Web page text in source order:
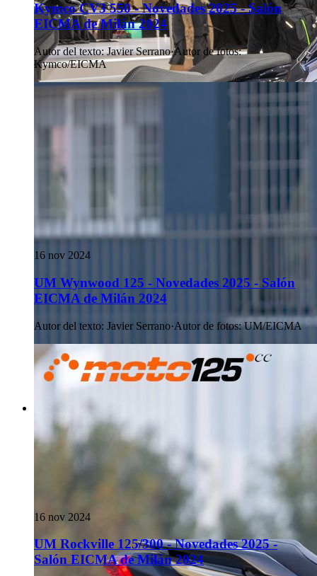
Kymco CV3 550 - Novedades 2025 - Salón
EICMA de Milán 2024
Autor del texto: Javier Serrano·Autor de fotos:
Kymco/EICMA
16 nov 2024
UM Wynwood 125 - Novedades 2025 - Salón
EICMA de Milán 2024
Autor del texto: Javier Serrano·Autor de fotos: UM/EICMA
16 nov 2024
UM Rockville 125/300 - Novedades 2025 -
Salón EICMA de Milán 2024